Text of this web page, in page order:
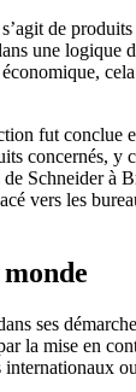
de
une logique
fut conclue
concernés, y
Schneider à
vers les
ses
la mise en